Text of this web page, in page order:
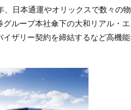
、日本通運やオリックスで数々の
グループ本社傘下の大和リアル・
イザリー契約を締結するなど高機